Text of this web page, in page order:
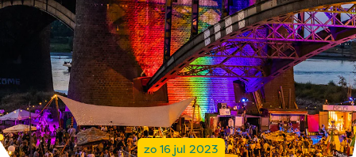
zo 16 jul 2023